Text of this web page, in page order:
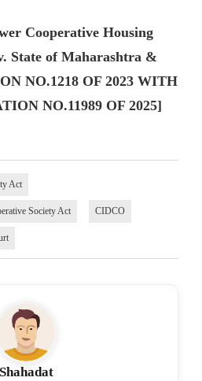
Cooperative Housing
State of Maharashtra &
NO.1218 OF 2023 WITH
NO.11989 OF 2025]
Act
Society Act CIDCO
Shahadat